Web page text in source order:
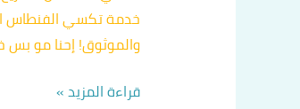
خدمة تكسي الفنطاس
والموثوق! إحنا مو بس
قراءة المزيد »